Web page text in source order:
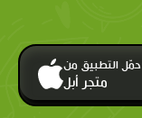
حمّل التطبيق من
متجر أبل